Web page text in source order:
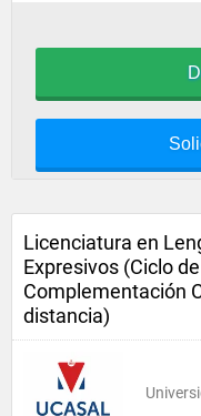
Licenciatura en
Expresivos (Ciclo de
Complementación
distancia)